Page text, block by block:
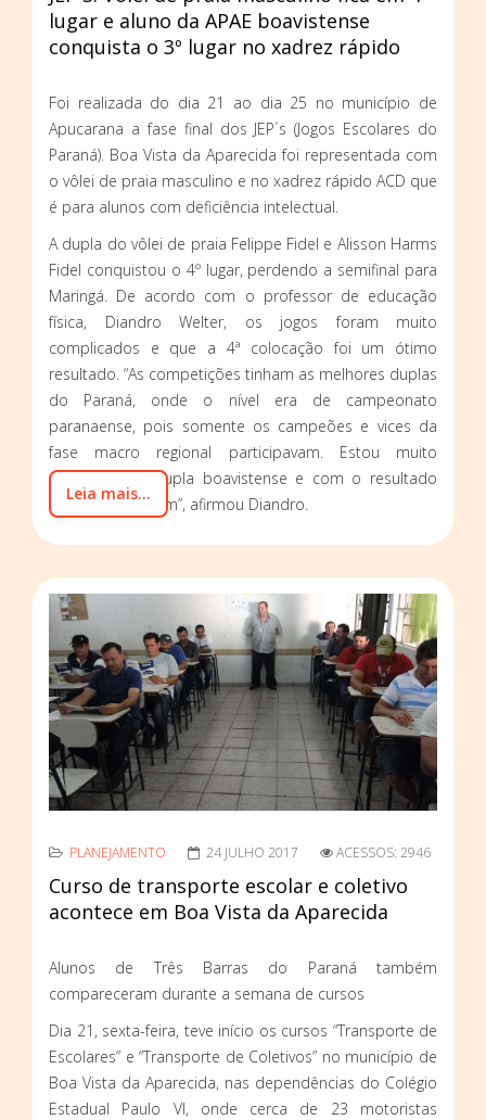
lugar e aluno da APAE boavistense
conquista o 3º lugar no xadrez rápido
Foi realizada do dia 21 ao dia 25 no município de
Apucarana a fase final dos JEP´s (Jogos Escolares do
Paraná). Boa Vista da Aparecida foi representada com
o vôlei de praia masculino e no xadrez rápido ACD que
é para alunos com deficiência intelectual.
A dupla do vôlei de praia Felippe Fidel e Alisson Harms
Fidel conquistou o 4º lugar, perdendo a semifinal para
Maringá. De acordo com o professor de educação
física, Diandro Welter, os jogos foram muito
complicados e que a 4ª colocação foi um ótimo
resultado. “As competições tinham as melhores duplas
do Paraná, onde o nível era de campeonato
paranaense, pois somente os campeões e vices da
fase macro regional participavam. Estou muito
orgulhoso da dupla boavistense e com o resultado
que conquistaram”, afirmou Diandro.
Leia mais...
PLANEJAMENTO 24 JULHO 2017 ACESSOS: 2946
Curso de transporte escolar e coletivo
acontece em Boa Vista da Aparecida
Alunos de Três Barras do Paraná também
compareceram durante a semana de cursos
Dia 21, sexta-feira, teve início os cursos “Transporte de
Escolares” e “Transporte de Coletivos” no município de
Boa Vista da Aparecida, nas dependências do Colégio
Estadual Paulo VI, onde cerca de 23 motoristas